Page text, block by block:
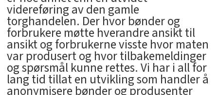
videreføring av den gamle
torghandelen. Der hvor bønder og
forbrukere møtte hverandre ansikt til
ansikt og forbrukerne visste hvor maten
var produsert og hvor tilbakemeldinger
og spørsmål kunne rettes. Vi har i all for
lang tid tillat en utvikling som handler å
anonymisere bønder og produsenter